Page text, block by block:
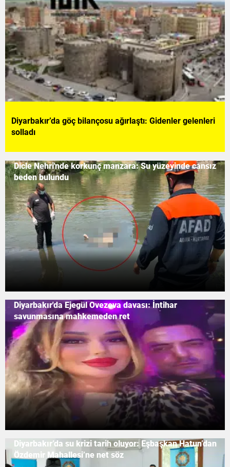
Diyarbakır’da göç bilançosu ağırlaştı: Gidenler gelenleri
solladı
Dicle Nehri'nde korkunç manzara: Su yüzeyinde cansız
beden bulundu
Diyarbakır'da Ejegül Ovezova davası: İntihar
savunmasına mahkemeden ret
Diyarbakır’da su krizi tarih oluyor: Eşbaşkan Hatun’dan
Özdemir Mahallesi’ne net söz